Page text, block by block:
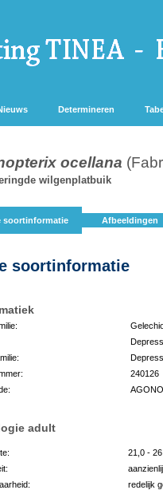
Determineren
ocellana
wilgenplatbuik
soortinformatie Afbeeldingen
soortinformatie
240126
adult
21,0 -
redelijk